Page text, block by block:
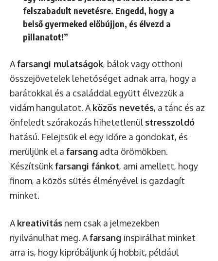
felszabadult nevetésre. Engedd, hogy a
belső gyermeked előbújjon, és élvezd a
pillanatot!”
Afarsangi mulatságok, bálok vagy otthoni
összejövetelek lehetőséget adnak arra, hogy a
barátokkal és a családdal együtt élvezzük a
vidám hangulatot. A közös nevetés, a tánc és az
önfeledt szórakozás hihetetlenül stresszoldó
hatású. Felejtsük el egy időre a gondokat, és
merüljünk el a farsang adta örömökben.
Készítsünkfarsangi fánkot, ami amellett, hogy
finom, a közös sütés élményével is gazdagít
minket.
A kreativitás nem csak a jelmezekben
nyilvánulhat meg. Afarsang inspirálhat minket
arra is, hogy kipróbáljunk új hobbit, például